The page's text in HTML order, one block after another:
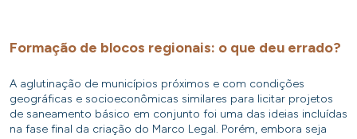
Formação de blocos regionais: o que deu errado?
A aglutinação de municípios próximos e com condições
geográficas e socioeconômicas similares para licitar projetos
de saneamento básico em conjunto foi uma das ideias incluídas
na fase final da criação do Marco Legal. Porém, embora seja